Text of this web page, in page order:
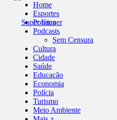
Home
Esportes
Política
Podcasts
Sem Censura
Cultura
Cidade
Saúde
Educação
Economia
Polícia
Turismo
Meio Ambiente